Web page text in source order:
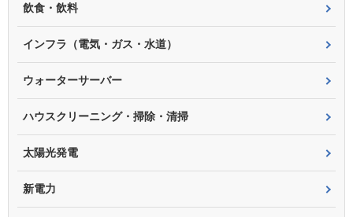
飲食・飲料
インフラ（電気・ガス・水道）
ウォーターサーバー
ハウスクリーニング・掃除・清掃
太陽光発電
新電力